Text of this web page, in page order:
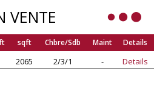
VENTE
sqft Chbre/Sdb Maint Details
2065 2/3/1 - Details